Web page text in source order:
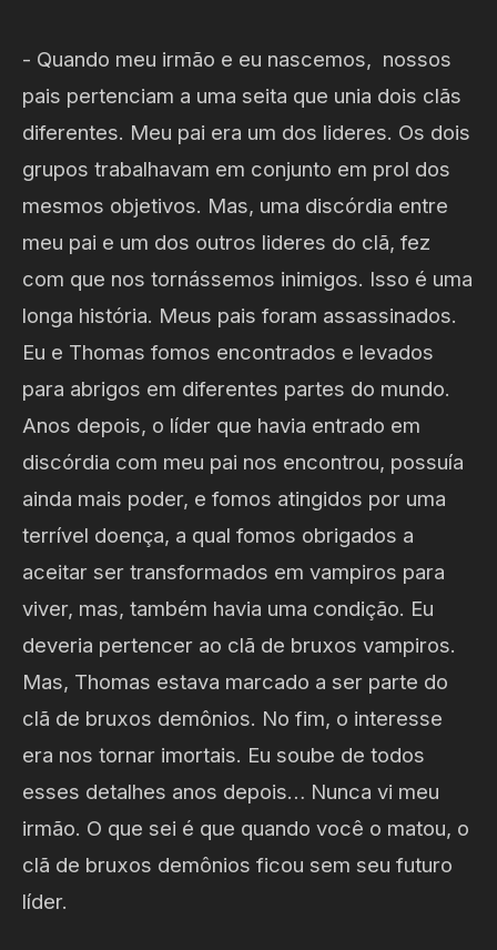
- Quando meu irmão e eu nascemos, nossos
pais pertenciam a uma seita que unia dois clãs
diferentes. Meu pai era um dos lideres. Os dois
grupos trabalhavam em conjunto em prol dos
mesmos objetivos. Mas, uma discórdia entre
meu pai e um dos outros lideres do clã, fez
com que nos tornássemos inimigos. Isso é uma
longa história. Meus pais foram assassinados.
Eu e Thomas fomos encontrados e levados
para abrigos em diferentes partes do mundo.
Anos depois, o líder que havia entrado em
discórdia com meu pai nos encontrou, possuía
ainda mais poder, e fomos atingidos por uma
terrível doença, a qual fomos obrigados a
aceitar ser transformados em vampiros para
viver, mas, também havia uma condição. Eu
deveria pertencer ao clã de bruxos vampiros.
Mas, Thomas estava marcado a ser parte do
clã de bruxos demônios. No fim, o interesse
era nos tornar imortais. Eu soube de todos
esses detalhes anos depois… Nunca vi meu
irmão. O que sei é que quando você o matou, o
clã de bruxos demônios ficou sem seu futuro
líder.